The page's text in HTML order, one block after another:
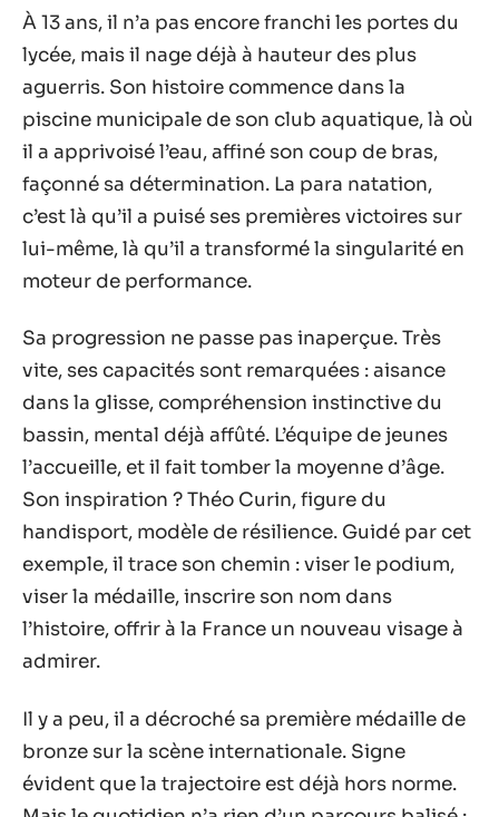
À 13 ans, il n’a pas encore franchi les portes du
lycée, mais il nage déjà à hauteur des plus
aguerris. Son histoire commence dans la
piscine municipale de son club aquatique, là où
il a apprivoisé l’eau, affiné son coup de bras,
façonné sa détermination. La para natation,
c’est là qu’il a puisé ses premières victoires sur
lui-même, là qu’il a transformé la singularité en
moteur de performance.
Sa progression ne passe pas inaperçue. Très
vite, ses capacités sont remarquées : aisance
dans la glisse, compréhension instinctive du
bassin, mental déjà affûté. L’équipe de jeunes
l’accueille, et il fait tomber la moyenne d’âge.
Son inspiration ? Théo Curin, figure du
handisport, modèle de résilience. Guidé par cet
exemple, il trace son chemin : viser le podium,
viser la médaille, inscrire son nom dans
l’histoire, offrir à la France un nouveau visage à
admirer.
Il y a peu, il a décroché sa première médaille de
bronze sur la scène internationale. Signe
évident que la trajectoire est déjà hors norme.